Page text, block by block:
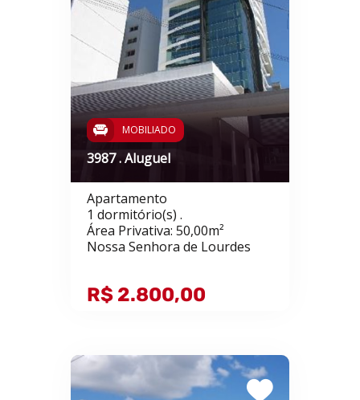
MOBILIADO
3987 . Aluguel
Apartamento
1 dormitório(s) .
Área Privativa: 50,00m²
Nossa Senhora de Lourdes
R$ 2.800,00